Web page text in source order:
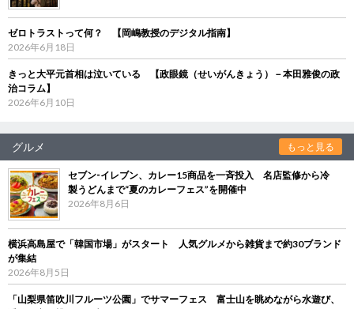
ゼロトラストって何？ 【岡嶋教授のデジタル指南】
2026年6月18日
きっと大平元首相は泣いている 【政眼鏡（せいがんきょう）－本田雅俊の政
治コラム】
2026年6月10日
グルメ もっと見る
セブン‐イレブン、カレー15商品を一斉投入 名店監修から冷
製うどんまで“夏のカレーフェス”を開催中
2026年8月6日
横浜高島屋で「韓国市場」がスタート 人気グルメから雑貨まで約30ブランド
が集結
2026年8月5日
「山梨県笛吹川フルーツ公園」でサマーフェス 富士山を眺めながら水遊び、